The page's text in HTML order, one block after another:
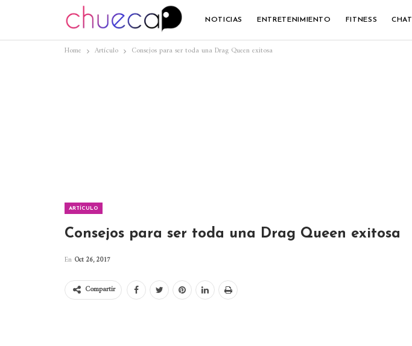
NOTICIAS ENTRETENIMIENTO FITNESS CHAT
Home Artículo Consejos para ser toda una Drag Queen exitosa
ARTÍCULO
Consejos para ser toda una Drag Queen exitosa
En Oct 26, 2017
Compartir